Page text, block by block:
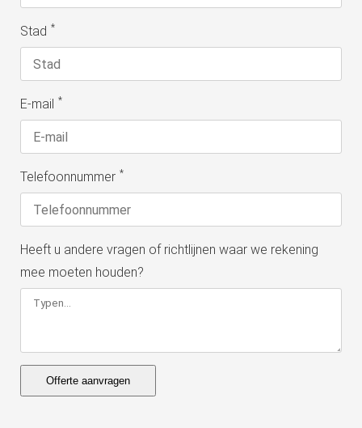
Stad *
E-mail *
Telefoonnummer *
Heeft u andere vragen of richtlijnen waar we rekening
mee moeten houden?
Offerte aanvragen